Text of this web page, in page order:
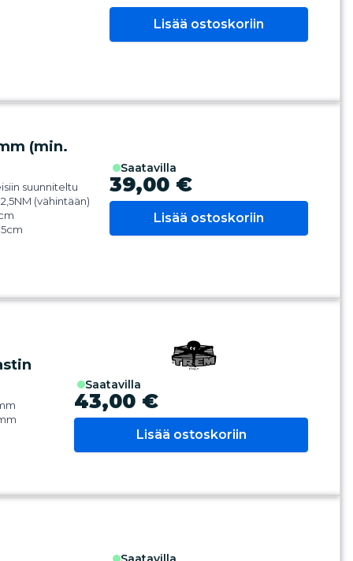
Lisää ostoskoriin
(min.
suunniteltu
(vähintään)
saatavilla
39,00 €
Lisää ostoskoriin
saatavilla
43,00 €
Lisää ostoskoriin